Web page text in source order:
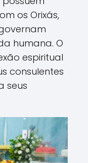
os Orixás,
humana. O
espiritual
consulentes
seus